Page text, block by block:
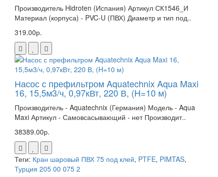
Производитель Hidroten (Испания) Артикул СК1546_И
Материал (корпуса) - PVC-U (ПВХ) Диаметр и тип под..
319.00р.
Насос с префильтром Aquatechnix Aqua Maxi
16, 15,5м3/ч, 0,97кВт, 220 В, (H=10 м)
Производитель - Aquatechnix (Германия) Модель - Aqua
Maxi Артикул - Самовсасывающий - нет Производит..
38389.00р.
Теги: Кран шаровый ПВХ 75 под клей, PTFE, PIMTAS,
Турция 205 00 075 2